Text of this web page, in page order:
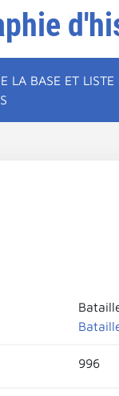
LA BASE ET LISTE
996